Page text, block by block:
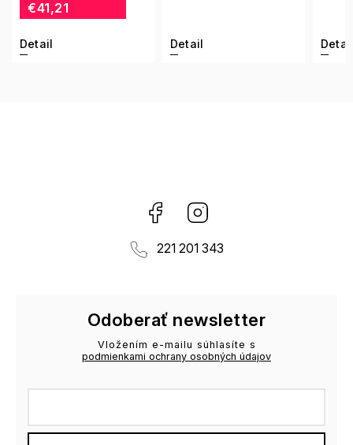
Detail Detail
Facebook
221 201 343
Odoberať newsletter
Vložením e-mailu súhlasíte s
podmienkami ochrany osobných údajov